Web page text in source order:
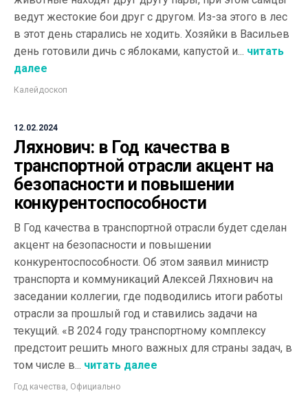
ведут жестокие бои друг с другом. Из-за этого в лес
в этот день старались не ходить. Хозяйки в Васильев
день готовили дичь с яблоками, капустой и... читать
далее
Калейдоскоп
12.02.2024
Ляхнович: в Год качества в
транспортной отрасли акцент на
безопасности и повышении
конкурентоспособности
В Год качества в транспортной отрасли будет сделан
акцент на безопасности и повышении
конкурентоспособности. Об этом заявил министр
транспорта и коммуникаций Алексей Ляхнович на
заседании коллегии, где подводились итоги работы
отрасли за прошлый год и ставились задачи на
текущий. «В 2024 году транспортному комплексу
предстоит решить много важных для страны задач, в
том числе в... читать далее
Год качества, Официально